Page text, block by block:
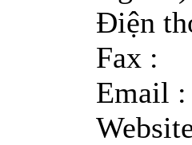
Điện
Fax :
Email